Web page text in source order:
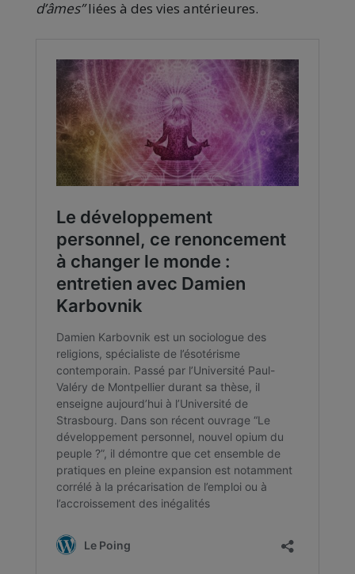
d’âmes”liées à des vies antérieures.